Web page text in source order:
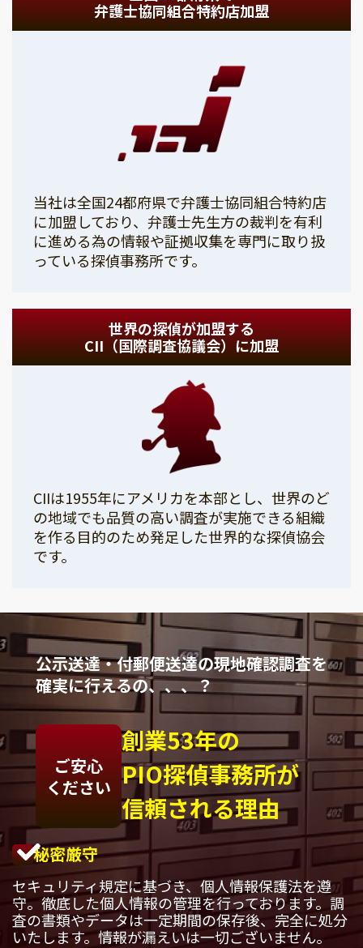
弁護士協同組合特約店加盟
当社は全国24都府県で弁護士協同組合特約店
に加盟しており、弁護士先生方の裁判を有利
に進める為の情報や証拠収集を専門に取り扱
っている探偵事務所です。
世界の探偵が加盟する
CII（国際調査協議会）に加盟
CIIは1955年にアメリカを本部とし、世界のど
の地域でも品質の高い調査が実施できる組織
を作る目的のため発足した世界的な探偵協会
です。
公示送達・付郵便送達の現地確認調査を
確実に行えるの、、、？
ご安心
ください
創業53年の
PIO探偵事務所が
信頼される理由
秘密厳守
セキュリティ規定に基づき、個人情報保護法を遵
守。徹底した個人情報の管理を行っております。調
査の書類やデータは一定期間の保存後、完全に処分
いたします。情報が漏えいは一切ございません。